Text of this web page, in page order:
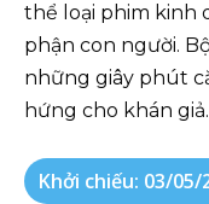
thể loại phim kinh
phận con người.
những giây phút
hứng cho khán giả.
Khởi chiếu: 03/05/